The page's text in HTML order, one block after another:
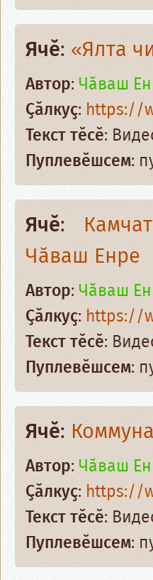
Ячӗ: «Ялта
Автор: Чӑваш
Ҫӑлкуҫ: https://
Текст тӗсӗ:
Пуплевӗшсем:
Ячӗ:
Чӑваш Енре
Автор: Чӑваш
Ҫӑлкуҫ: https://
Текст тӗсӗ:
Пуплевӗшсем:
Ячӗ:
Автор:Чӑваш
Ҫӑлкуҫ: https://
Текст тӗсӗ:
Пуплевӗшсем: